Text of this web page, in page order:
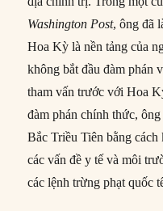
Washington Post, ông đã
Hoa Kỳ là nền tảng của
không bắt đầu đàm phán
tham vấn trước với Hoa
đàm phán chính thức,
Bắc Triều Tiên bằng
các vấn đề y tế và môi
các lệnh trừng phạt quốc